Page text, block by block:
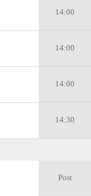
14:00
14:00
14:00
14:30
Post